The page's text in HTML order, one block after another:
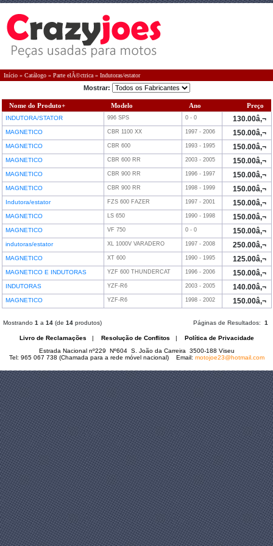
Início » Catálogo » Parte elÃ©ctrica » Indutoras/estator
Mostrar:
Nome do Produto+ Modelo Ano Preço
INDUTORA/STATOR 996 SPS 0 - 0 130.00â‚¬
MAGNETICO CBR 1100 XX 1997 - 2006 150.00â‚¬
MAGNETICO CBR 600 1993 - 1995 150.00â‚¬
MAGNETICO CBR 600 RR 2003 - 2005 150.00â‚¬
MAGNETICO CBR 900 RR 1996 - 1997 150.00â‚¬
MAGNETICO CBR 900 RR 1998 - 1999 150.00â‚¬
Indutora/estator FZS 600 FAZER 1997 - 2001 150.00â‚¬
MAGNETICO LS 650 1990 - 1998 150.00â‚¬
MAGNETICO VF 750 0 - 0 150.00â‚¬
indutoras/estator XL 1000V VARADERO 1997 - 2008 250.00â‚¬
MAGNETICO XT 600 1990 - 1995 125.00â‚¬
MAGNETICO E INDUTORAS YZF 600 THUNDERCAT 1996 - 2006 150.00â‚¬
INDUTORAS YZF-R6 2003 - 2005 140.00â‚¬
MAGNETICO YZF-R6 1998 - 2002 150.00â‚¬
Mostrando 1 a 14 (de 14 produtos) Páginas de Resultados: 1
Livro de Reclamações | Resolução de Conflitos | Política de Privacidade
Estrada Nacional nº229 Nº604 S. João da Carreira 3500-188 Viseu
Tel: 965 067 738 (Chamada para a rede móvel nacional) Email: motojoe23@hotmail.com